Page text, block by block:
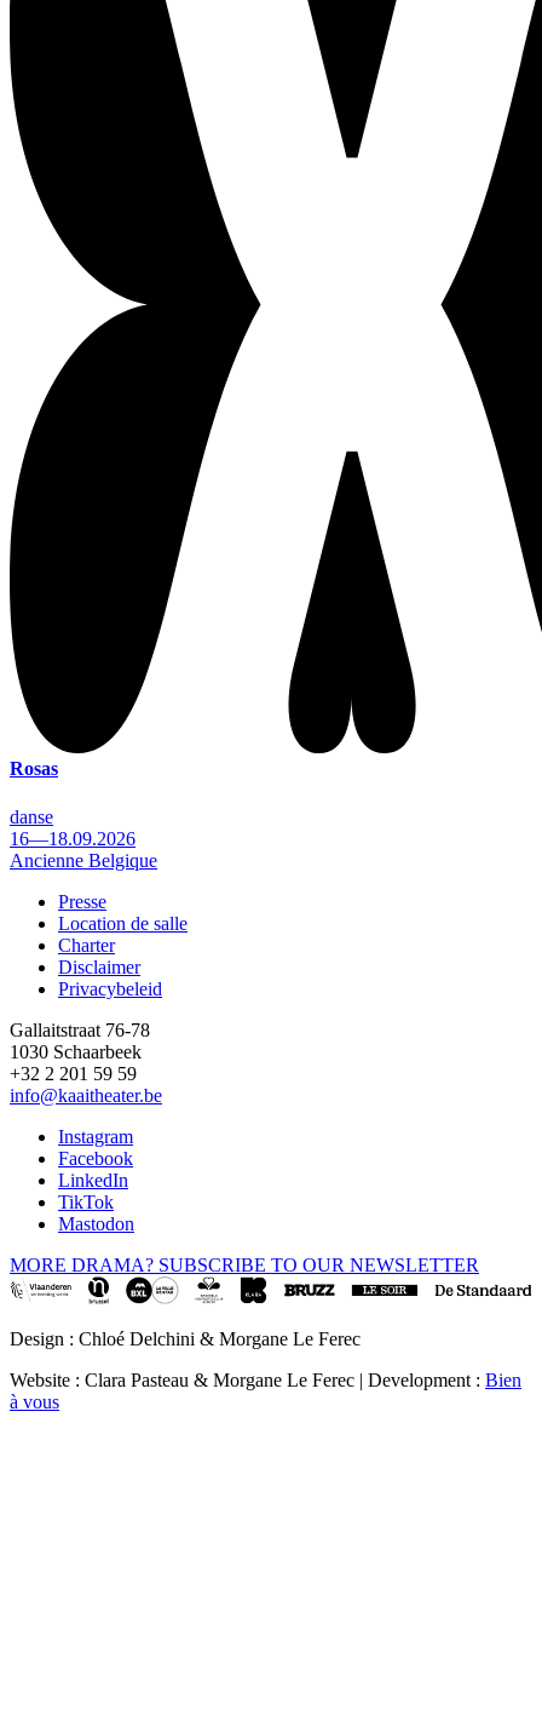
Rosas
danse
16—18.09.2026
Ancienne Belgique
Footer
Presse
Location de salle
Charter
Disclaimer
Privacybeleid
Gallaitstraat 76-78
1030 Schaarbeek
+32 2 201 59 59
info@kaaitheater.be
Instagram
Facebook
LinkedIn
TikTok
Mastodon
MORE DRAMA? SUBSCRIBE TO OUR NEWSLETTER
Design : Chloé Delchini & Morgane Le Ferec
Website : Clara Pasteau & Morgane Le Ferec | Development : Bien
à vous